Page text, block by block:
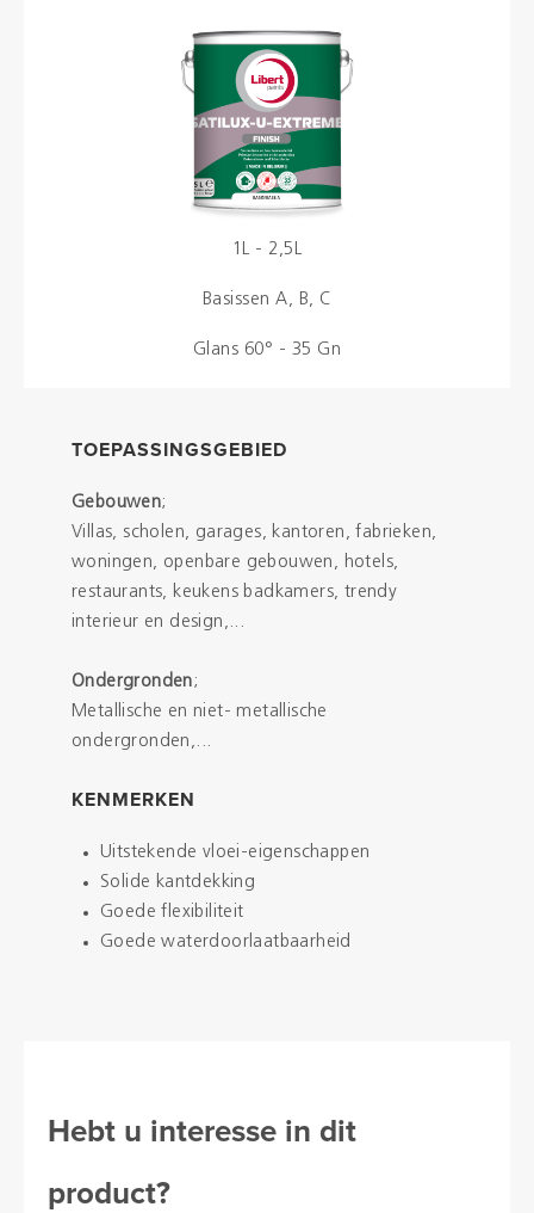
1L - 2,5L
Basissen A, B, C
Glans 60° - 35 Gn
TOEPASSINGSGEBIED
Gebouwen;
Villas, scholen, garages, kantoren, fabrieken,
woningen, openbare gebouwen, hotels,
restaurants, keukens badkamers, trendy
interieur en design,...
Ondergronden;
Metallische en niet- metallische
ondergronden,...
KENMERKEN
Uitstekende vloei-eigenschappen
Solide kantdekking
Goede flexibiliteit
Goede waterdoorlaatbaarheid
Hebt u interesse in dit
product?
Aalterpaint